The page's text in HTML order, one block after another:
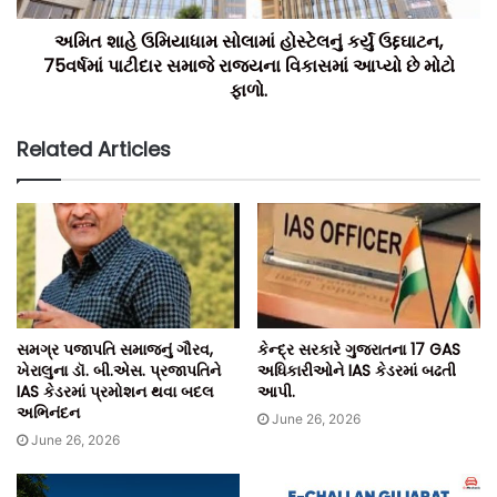
સેમિનાર દરમિયાન પાંચ મુખ્ય વિષયો પર મનોમંથન કરવામાં આવ્યું
વિસ્તારો માટેના આયોજન ધોરણો, ડેવલપમેન્ટ પ્લાન દ્વારા આર્થિક
વિકાસ, મોબિલિટી કેન્દ્રિત શહેરી વિકાસ આયોજન અને રિઝિલિયન્ટ
તેમજ ભવિષ્યલક્ષી શહેરી ઈન્ફ્રાસ્ટ્રક્ચરનો સમાવેશ થાય છે.
અમિત શાહે ઉમિયાધામ સોલામાં હોસ્ટેલનું કર્યું ઉદ્દઘાટન,
75વર્ષમાં પાટીદાર સમાજે રાજ્યના વિકાસમાં આપ્યો છે મોટો
ફાળો.
Related Articles
સમગ્ર પજાપતિ સમાજનું ગૌરવ,
ખેરાલુના ડૉ. બી.એસ. પ્રજાપતિને
IAS કેડરમાં પ્રમોશન થવા બદલ
અભિનંદન
June 26, 2026
કેન્દ્ર સરકારે ગુજરાતના 17 GAS
અધિકારીઓને IAS કેડરમાં બઢતી
આપી.
June 26, 2026